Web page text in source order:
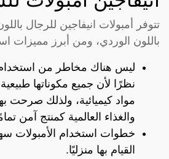
تتوفر أمبولات انيفاجين للرجال
باللون الوردي، ومن أبرز مميزات
ليس هناك مخاطر من استخدام
نظرًا لأن جميع مكوناتها
مواد كيميائية، ولذلك صرحت
والغذاء العالمية كمنتج آمن
خطوات استخدام الأمبولات
القيام بها منزليًا.